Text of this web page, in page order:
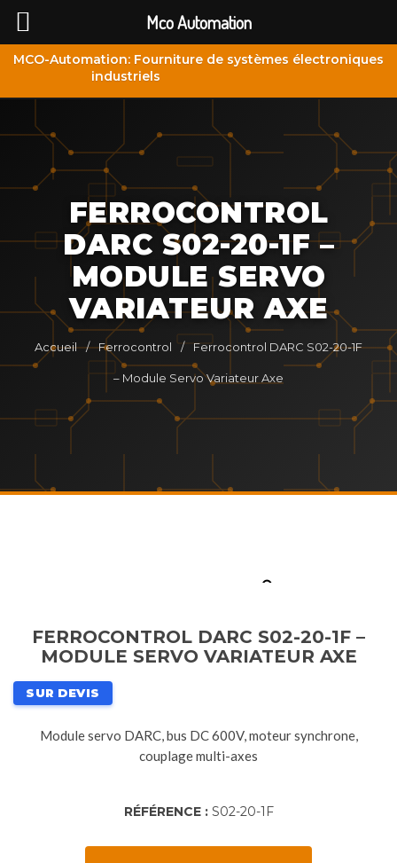
MCO-Automation: Fourniture de systèmes électroniques
industriels
FERROCONTROL
DARC S02-20-1F –
MODULE SERVO
VARIATEUR AXE
Accueil / Ferrocontrol / Ferrocontrol DARC S02-20-1F
– Module Servo Variateur Axe
FERROCONTROL DARC S02-20-1F –
MODULE SERVO VARIATEUR AXE
SUR DEVIS
Module servo DARC, bus DC 600V, moteur synchrone,
couplage multi-axes
RÉFÉRENCE : S02-20-1F
Mco Automation